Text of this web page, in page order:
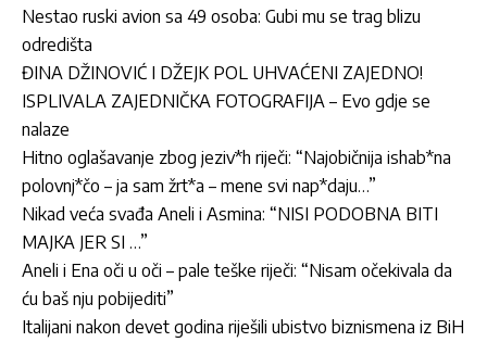
Nestao ruski avion sa 49 osoba: Gubi mu se trag blizu
odredišta
ĐINA DŽINOVIĆ I DŽEJK POL UHVAĆENI ZAJEDNO!
ISPLIVALA ZAJEDNIČKA FOTOGRAFIJA – Evo gdje se
nalaze
Hitno oglašavanje zbog jeziv*h riječi: “Najobičnija ishab*na
polovnj*čo – ja sam žrt*a – mene svi nap*daju…”
Nikad veća svađa Aneli i Asmina: “NISI PODOBNA BITI
MAJKA JER SI …”
Aneli i Ena oči u oči – pale teške riječi: “Nisam očekivala da
ću baš nju pobijediti”
Italijani nakon devet godina riješili ubistvo biznismena iz BiH